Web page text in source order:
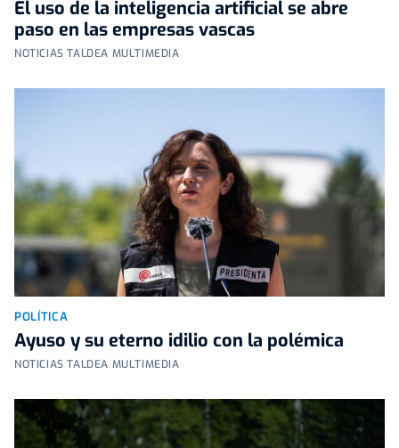
El uso de la inteligencia artificial se abre
paso en las empresas vascas
NOTICIAS TALDEA MULTIMEDIA
POLÍTICA
Ayuso y su eterno idilio con la polémica
NOTICIAS TALDEA MULTIMEDIA